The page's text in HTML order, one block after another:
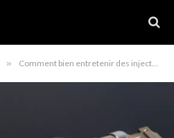
» Comment bien entretenir des injecteurs de voiture ?